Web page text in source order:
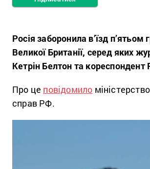
Росія заборонила в’їзд
Великої Британії, серед яких
Кетрін Белтон та кореспондент
Про це повідомило
справ РФ.